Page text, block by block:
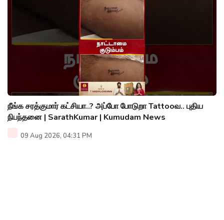
நீங்க சரத்குமார் கட்சியா..? அப்போ போடுறா Tattooவ.. புதிய
நிபந்தனை | SarathKumar | Kumudam News
09 Aug 2026, 04:31 PM